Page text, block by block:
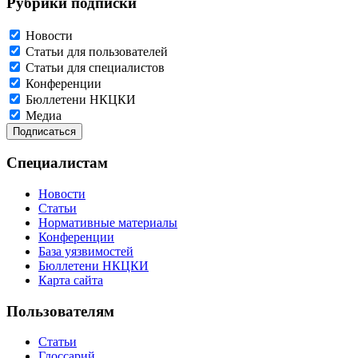
Новости
Статьи для пользователей
Статьи для специалистов
Конференции
Бюллетени НКЦКИ
Медиа
Специалистам
Новости
Статьи
Нормативные материалы
Конференции
База уязвимостей
Бюллетени НКЦКИ
Карта сайта
Пользователям
Статьи